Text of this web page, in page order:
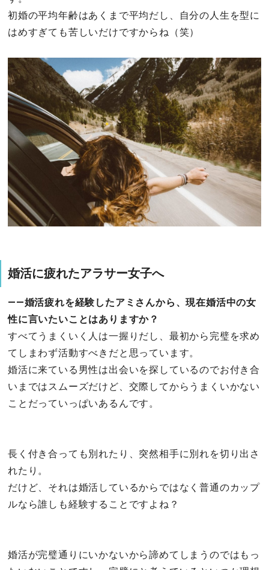
初婚の平均年齢はあくまで平均だし、自分の人生を型に
はめすぎても苦しいだけですからね（笑）
婚活に疲れたアラサー女子へ
――婚活疲れを経験したアミさんから、現在婚活中の女
性に言いたいことはありますか？
すべてうまくいく人は一握りだし、最初から完璧を求め
てしまわず活動すべきだと思っています。
婚活に来ている男性は出会いを探しているのでお付き合
いまではスムーズだけど、交際してからうまくいかない
ことだっていっぱいあるんです。
長く付き合っても別れたり、突然相手に別れを切り出さ
れたり。
だけど、それは婚活しているからではなく普通のカップ
ルなら誰しも経験することですよね？
婚活が完璧通りにいかないから諦めてしまうのではもっ